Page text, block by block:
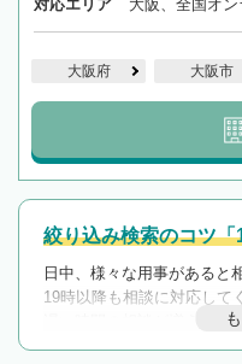
対応エリア 大阪、全国オン
大阪府 大阪市
絞り込み検索のコツ
日中、様々な用事があると
19時以降も相談に対応して
遅い時間の相談が増えそう
んで検索してみましょう。